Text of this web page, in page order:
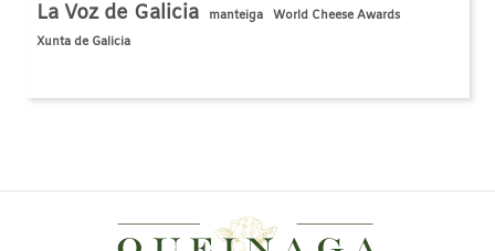
La Voz de Galicia manteiga
World Cheese Awards
Xunta de Galicia